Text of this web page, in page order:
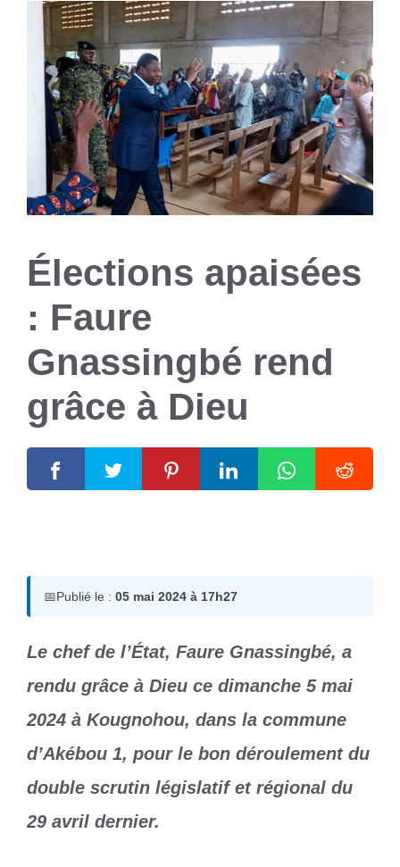
Élections apaisées
: Faure
Gnassingbé rend
grâce à Dieu
📅Publié le : 05 mai 2024 à 17h27
Le chef de l’État, Faure Gnassingbé, a
rendu grâce à Dieu ce dimanche 5 mai
2024 à Kougnohou, dans la commune
d’Akébou 1, pour le bon déroulement du
double scrutin législatif et régional du
29 avril dernier.